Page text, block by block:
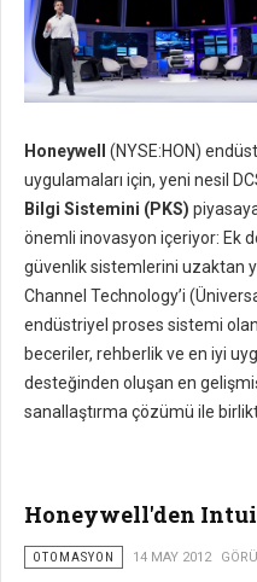
Honeywell
(NYSE:HON)
uygulamaları için, yeni nesil
Bilgi Sistemini (PKS)
önemli inovasyon içeriyor: Ek
güvenlik sistemlerini uzaktan
Channel Technology’i
endüstriyel proses sistemi olan
beceriler, rehberlik ve en iyi
desteğinden oluşan en
sanallaştırma çözümü ile
Honeywell'den
OTOMASYON 14 MAY 2012